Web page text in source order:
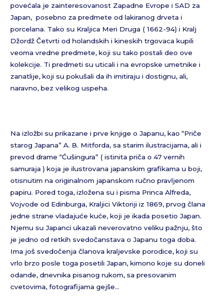
povećala je zainteresovanost Zapadne Evrope i SAD za
Japan, posebno za predmete od lakiranog drveta i
porcelana. Tako su Kraljica Meri Druga ( 1662-94) i Kralj
Džordž Četvrti od holandskih i kineskih trgovaca kupili
veoma vredne predmete, koji su tako postali deo ove
kolekcije. Ti predmeti su uticali i na evropske umetnike i
zanatlije, koji su pokušali da ih imitiraju i dostignu, ali,
naravno, bez velikog uspeha.
Na izložbi su prikazane i prve knjige o Japanu, kao “Priče
starog Japana” A. B. Mitforda, sa starim ilustracijama, ali i
prevod drame “Ćušingura” ( istinita priča o 47 vernih
samuraja ) koja je ilustrovana japanskim grafikama u boji,
otisnutim na originalnom japanskom ručno pravljenom
papiru. Pored toga, izložena su i pisma Princa Alfreda,
Vojvode od Edinburga, Kraljici Viktoriji iz 1869, prvog člana
jedne strane vladajuće kuće, koji je ikada posetio Japan.
Njemu su Japanci ukazali neverovatno veliku pažnju, što
je jedno od retkih svedočanstava o Japanu toga doba.
Ima još svedočenja članova kraljevske porodice, koji su
vrlo brzo posle toga posetili Japan, kimono koje su doneli
odande, dnevnika pisanog rukom, sa presovanim
cvetovima, fotografijama gejše…